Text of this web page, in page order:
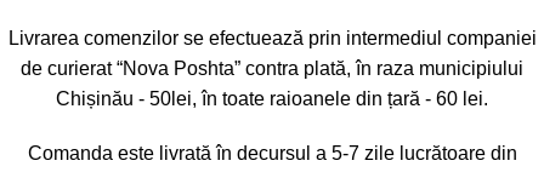
Livrarea comenzilor se efectuează prin intermediul companiei
de curierat “Nova Poshta” contra plată, în raza municipiului
Chișinău - 50lei, în toate raioanele din țară - 60 lei.
Comanda este livrată în decursul a 5-7 zile lucrătoare din